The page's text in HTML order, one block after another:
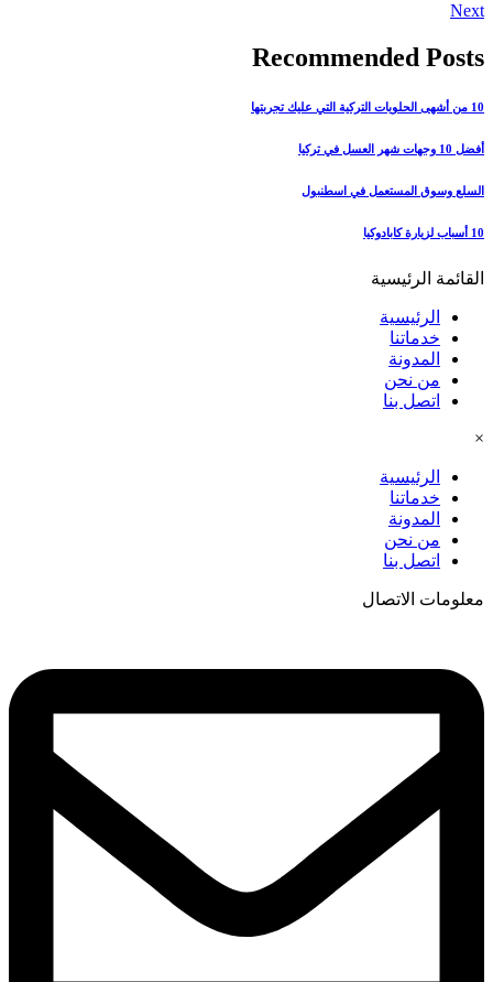
Next
Recommended Posts
10 من أشهى الحلويات التركية التي عليك تجربتها
أفضل 10 وجهات شهر العسل في تركيا
السلع وسوق المستعمل في اسطنبول
10 أسباب لزيارة كابادوكيا
القائمة الرئيسية
الرئيسية
خدماتنا
المدونة
من نحن
اتصل بنا
×
الرئيسية
خدماتنا
المدونة
من نحن
اتصل بنا
معلومات الاتصال